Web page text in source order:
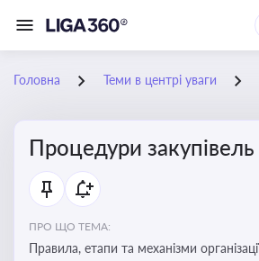
Головна Теми в центрі уваги
Процедури закупівель
ПРО ЩО ТЕМА:
Правила, етапи та механізми